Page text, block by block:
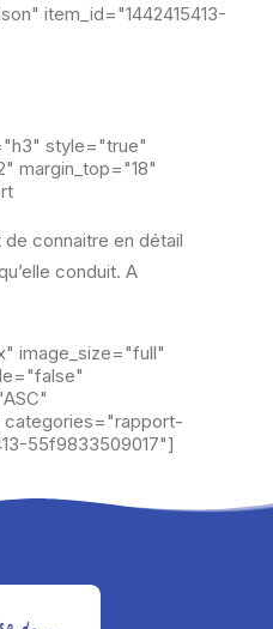
item_id="1442415413-
style="true"
margin_top="18"
connaitre en détail
conduit. A
image_size="full"
categories="rapport-
55f9833509017"]